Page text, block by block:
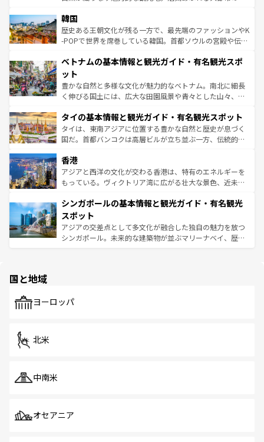
はコンテンツ一覧
いる。アクティビティも充実しており、サーフィンやダイ
ビング、ハイキングなど、アウトドア好きにはたまらな
い。オーストラリアの多彩な魅力を存分に味わいつくそ
参照してほしい。
ン）、静ひつな山岳地帯である台湾東部など、都市の喧騒
と山間の静けさが共存しており、訪れる人に新しい発見と
驚きをもたらしてくれる。また、奥深い台湾の食文化も魅
容にもいいと評判のスイーツなど、バラエティ豊かな料理
照してほしい。
韓国
歴史ある王朝文化が残る一方で、最先端のファッションやK
-POPで世界を席巻している韓国。首都ソウルの宮殿や伝統
き、地方に足を延ばせば四季折々の自然美を楽しむことが
できる。そして、キムチや焼肉、絶品のストリートフード
まで、さまざまな韓国料理が待っている。夜には、韓国な
らではのナイトライフも堪能できる。あたたかいホスピタ
わってみてほしい。 なお、新着の韓国情報はコンテンツ一
覧 を参照してほしい。
ベトナムの基本情報と観光ガイド・有名観光スポ
ット
豊かな自然と多様な文化が魅力的なベトナム。南北に細長
く伸びる国土には、広大な田園風景や青々とした山々、世
急速な発展と共に伝統が息づく。ハノイの古い町並みやホ
ーチミン市のフランス統治時代の建物も、独特の雰囲気を
醸し出している。また、バラエティの豊かさとおいしさで
とつ。フォーやバインミー、ベトナムコーヒーなどは、ぜ
ひ現地で味わいたい。どの地域を訪れてもあたたかい人々
が旅行者を迎えてくれるので、きっと忘れられない旅にな
参照してほしい。
タイの基本情報と観光ガイド・有名観光スポット
タイは、東南アジアに位置する豊かな自然と歴史が息づく
国だ。首都バンコクは高層ビルが立ち並ぶ一方、伝統的な
の活気が交差している。北部ではチェンマイなどの山岳地
帯で自然と触れ合い、南部ではプーケットやクラビの美し
いビーチでリゾート気分を楽しむことができる。タイ料理
激する。気候は一年中温暖で、どの季節にも異なる楽しみ
が待っている。親しみやすいタイの人々、仏教を中心とし
た文化、そして多様な観光資源が、訪れる旅人を魅了し続
ける。 なお、新着のタイ情報はコンテンツ一覧を参照して
香港
アジアと西洋の文化が交わる香港は、特有のエネルギーを
もっている。ヴィクトリア湾に広がる壮大な景色、近未来
み、どこを訪れても感動するはず。観光スポットが密集し
ており、効率よく見どころを回れるのも魅力。息をのむよ
うな絶景から文化的な体験まで、香港を存分に楽しみ尽く
そう。 なお、新着の香港情報はコンテンツ一覧を参照して
シンガポールの基本情報と観光ガイド・有名観光
スポット
アジアの交差点として多文化が融合した独自の魅力を放つ
シンガポール。未来的な建築物が並ぶマリーナベイ、歴史
で、ホーカーズは地元の風情を楽しめる外せないスポット
国と地域
ヨーロッパ
北米
中南米
オセアニア